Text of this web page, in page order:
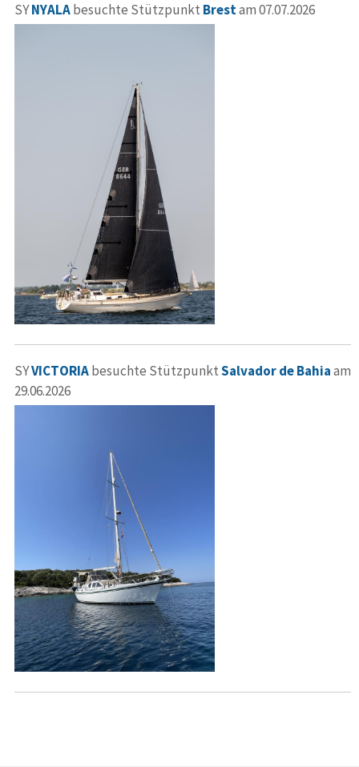
SYNYALAbesuchte Stützpunkt Brestam 07.07.2026
SYVICTORIAbesuchte StützpunktSalvador de Bahiaam
29.06.2026